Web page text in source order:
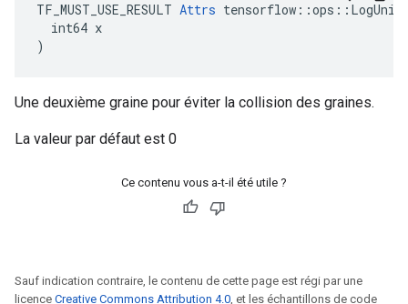
TF_MUST_USE_RESULT Attrs
  int64 x
)
Une deuxième graine pour éviter la collision des graines.
La valeur par défaut est 0
Ce contenu vous a-t-il été utile ?
Sauf indication contraire, le contenu de cette page est régi par une
licence Creative Commons Attribution 4.0, et les échantillons de code